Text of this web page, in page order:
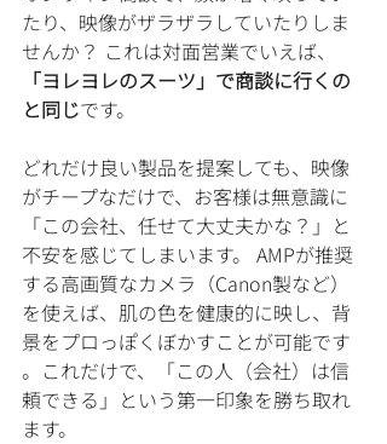
たり、映像がザラザラしていたりしま
せんか？ これは対面営業でいえば、
「ヨレヨレのスーツ」で商談に行くの
と同じです。
どれだけ良い製品を提案しても、映像
がチープなだけで、お客様は無意識に
「この会社、任せて大丈夫かな？」と
不安を感じてしまいます。 AMPが推奨
する高画質なカメラ（Canon製など）
を使えば、肌の色を健康的に映し、背
景をプロっぽくぼかすことが可能です
。これだけで、「この人（会社）は信
頼できる」という第一印象を勝ち取れ
ます。